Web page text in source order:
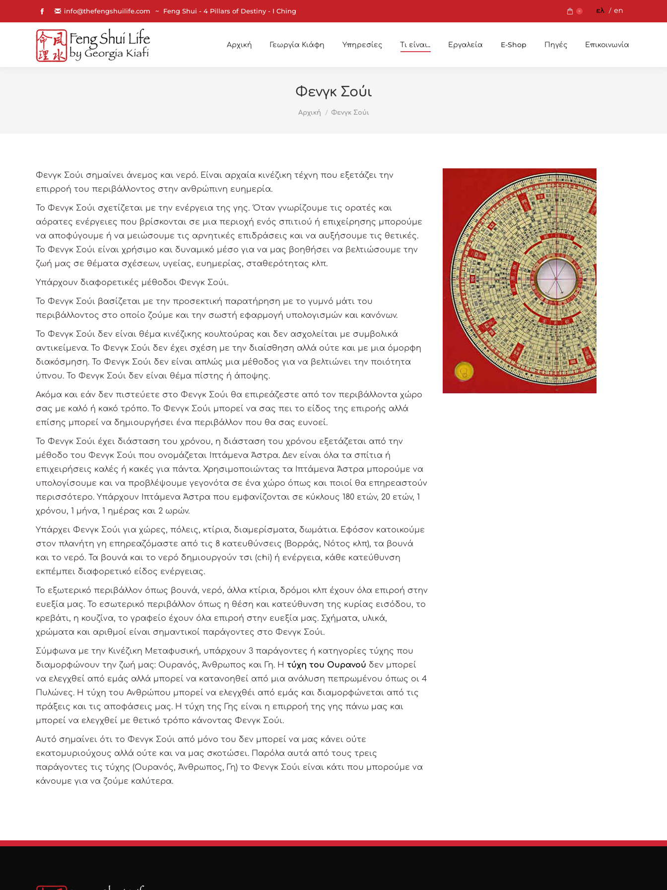
Facebook
page
opens
in
info@thefengshuilife.com ~ Feng Shui - 4 Pillars of Destiny - I Ching 0 ελ en
Αρχική Γεωργία Κιάφη Υπηρεσίες Τι είναι.. Εργαλεία E-Shop Πηγές Επικοινωνία
Φενγκ Σούι
You are here:
Αρχική Φενγκ Σούι
Φενγκ Σούι σημαίνει άνεμος και νερό. Είναι αρχαία κινέζικη τέχνη που εξετάζει την
επιρροή του περιβάλλοντος στην ανθρώπινη ευημερία.
Το Φενγκ Σούι σχετίζεται με την ενέργεια της γης. Όταν γνωρίζουμε τις ορατές και
αόρατες ενέργειες που βρίσκονται σε μια περιοχή ενός σπιτιού ή επιχείρησης μπορούμε
να αποφύγουμε ή να μειώσουμε τις αρνητικές επιδράσεις και να αυξήσουμε τις θετικές.
Το Φενγκ Σούι είναι χρήσιμο και δυναμικό μέσο για να μας βοηθήσει να βελτιώσουμε την
ζωή μας σε θέματα σχέσεων, υγείας, ευημερίας, σταθερότητας κλπ.
Υπάρχουν διαφορετικές μέθοδοι Φενγκ Σούι.
Το Φενγκ Σούι βασίζεται με την προσεκτική παρατήρηση με το γυμνό μάτι του
περιβάλλοντος στο οποίο ζούμε και την σωστή εφαρμογή υπολογισμών και κανόνων.
Το Φενγκ Σούι δεν είναι θέμα κινέζικης κουλτούρας και δεν ασχολείται με συμβολικά
αντικείμενα. Το Φενγκ Σούι δεν έχει σχέση με την διαίσθηση αλλά ούτε και με μια όμορφη
διακόσμηση. Το Φενγκ Σούι δεν είναι απλώς μια μέθοδος για να βελτιώνει την ποιότητα
ύπνου. Το Φενγκ Σούι δεν είναι θέμα πίστης ή άποψης.
Ακόμα και εάν δεν πιστεύετε στο Φενγκ Σούι θα επιρεάζεστε από τον περιβάλλοντα χώρο
σας με καλό ή κακό τρόπο. Το Φενγκ Σούι μπορεί να σας πει το είδος της επιροής αλλά
επίσης μπορεί να δημιουργήσει ένα περιβάλλον που θα σας ευνοεί.
Το Φενγκ Σούι έχει διάσταση του χρόνου, η διάσταση του χρόνου εξετάζεται από την
μέθοδο του Φενγκ Σούι που ονομάζεται Ιπτάμενα Άστρα. Δεν είναι όλα τα σπίτια ή
επιχειρήσεις καλές ή κακές για πάντα. Χρησιμοποιώντας τα Ιπτάμενα Άστρα μπορούμε να
υπολογίσουμε και να προβλέψουμε γεγονότα σε ένα χώρο όπως και ποιοί θα επηρεαστούν
περισσότερο. Υπάρχουν Ιπτάμενα Άστρα που εμφανίζονται σε κύκλους 180 ετών, 20 ετών, 1
χρόνου, 1 μήνα, 1 ημέρας και 2 ωρών.
Υπάρχει Φενγκ Σούι για χώρες, πόλεις, κτίρια, διαμερίσματα, δωμάτια. Εφόσον κατοικούμε
στον πλανήτη γη επηρεαζόμαστε από τις 8 κατευθύνσεις (Βορράς, Νότος κλπ), τα βουνά
και το νερό. Τα βουνά και το νερό δημιουργούν τσι (chi) ή ενέργεια, κάθε κατεύθυνση
εκπέμπει διαφορετικό είδος ενέργειας.
Το εξωτερικό περιβάλλον όπως βουνά, νερό, άλλα κτίρια, δρόμοι κλπ έχουν όλα επιροή στην
ευεξία μας. Το εσωτερικό περιβάλλον όπως η θέση και κατεύθυνση της κυρίας εισόδου, το
κρεβάτι, η κουζίνα, το γραφείο έχουν όλα επιροή στην ευεξία μας. Σχήματα, υλικά,
χρώματα και αριθμοί είναι σημαντικοί παράγοντες στο Φενγκ Σούι.
Σύμφωνα με την Κινέζικη Μεταφυσική, υπάρχουν 3 παράγοντες ή κατηγορίες τύχης που
διαμορφώνουν την ζωή μας: Ουρανός, Άνθρωπος και Γη. Η τύχη του Ουρανού δεν μπορεί
να ελεγχθεί από εμάς αλλά μπορεί να κατανοηθεί από μια ανάλυση πεπρωμένου όπως οι 4
Πυλώνες. Η τύχη του Ανθρώπου μπορεί να ελεγχθέι από εμάς και διαμορφώνεται από τις
πράξεις και τις αποφάσεις μας. Η τύχη της Γης είναι η επιρροή της γης πάνω μας και
μπορεί να ελεγχθεί με θετικό τρόπο κάνοντας Φενγκ Σούι.
Αυτό σημαίνει ότι το Φενγκ Σούι από μόνο του δεν μπορεί να μας κάνει ούτε
εκατομυριούχους αλλά ούτε και να μας σκοτώσει. Παρόλα αυτά από τους τρεις
παράγοντες τις τύχης (Ουρανός, Άνθρωπος, Γη) το Φενγκ Σούι είναι κάτι που μπορούμε να
κάνουμε για να ζούμε καλύτερα.